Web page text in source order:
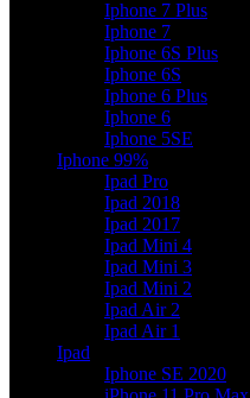
Iphone 7 Plus
Iphone 7
Iphone 6S Plus
Iphone 6S
Iphone 6 Plus
Iphone 6
Iphone 5SE
Iphone 99%
Ipad Pro
Ipad 2018
Ipad 2017
Ipad Mini 4
Ipad Mini 3
Ipad Mini 2
Ipad Air 2
Ipad Air 1
Ipad
Iphone SE 2020